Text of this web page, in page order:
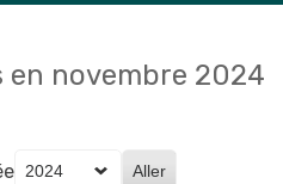
en novembre 2024